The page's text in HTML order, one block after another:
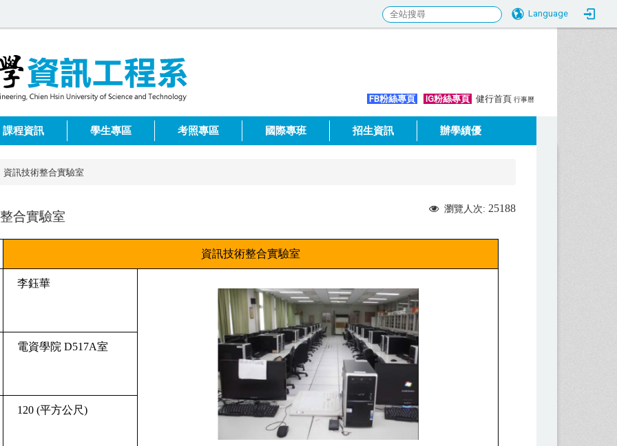
Language
FB粉絲專頁 IG粉絲專頁 健行首頁 行事曆
課程資訊 學生專區 考照專區 國際專班 招生資訊 辦學績優
資訊技術整合實驗室
瀏覽人次: 25188
合實驗室
資訊技術整合實驗室
李鈺華
電資學院 D517A室
120 (平方公尺)